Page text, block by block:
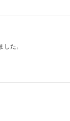
た。